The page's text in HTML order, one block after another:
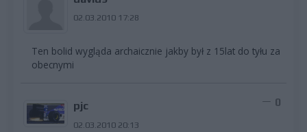
02.03.2010 17:28
Ten bolid wygląda archaicznie jakby był z 15lat do tyłu za
obecnymi
pjc
02.03.2010 20:13
0